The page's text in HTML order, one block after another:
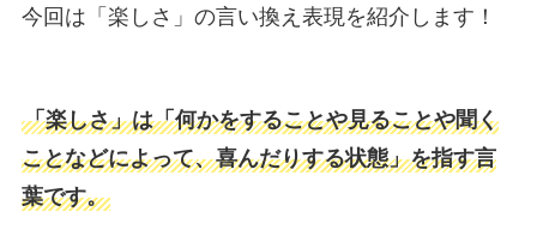
今回は「楽しさ」の言い換え表現を紹介します！
「楽しさ」は「何かをすることや見ることや聞く
ことなどによって、喜んだりする状態」を指す言
葉です。